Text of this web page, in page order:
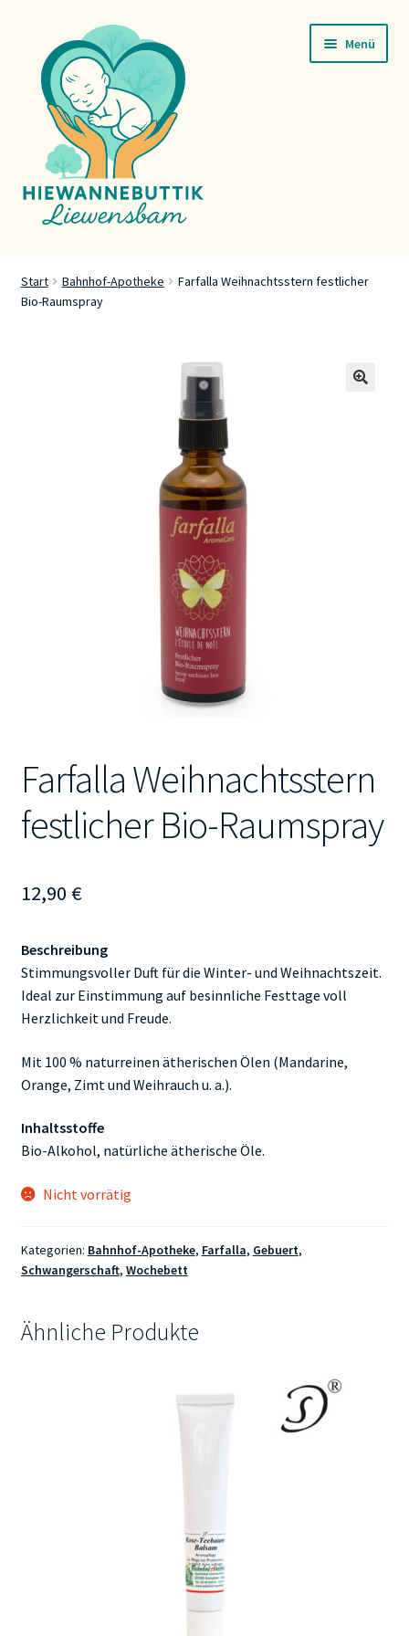
Navigation
springen
Inhalt
springen
Menü
Servicer
Start Bahnhof-Apotheke
Farfalla Weihnachtsstern festlicher
Bio-Raumspray
Farfalla Weihnachtsstern
festlicher Bio-Raumspray
12,90 €
Beschreibung
Stimmungsvoller Duft für die Winter- und Weihnachtszeit.
Ideal zur Einstimmung auf besinnliche Festtage voll
Herzlichkeit und Freude.
Mit 100 % naturreinen ätherischen Ölen (Mandarine,
Orange, Zimt und Weihrauch u. a.).
Inhaltsstoffe
Bio-Alkohol, natürliche ätherische Öle.
Nicht vorrätig
Kategorien: Bahnhof-Apotheke, Farfalla, Gebuert,
Schwangerschaft, Wochebett
Ähnliche Produkte